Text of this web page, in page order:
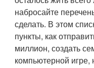
набросайте
сделать. В этом
пункты, как
миллион, создать
компьютерной игре,